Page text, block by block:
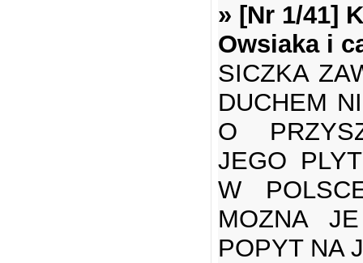
» [Nr 1/41]
Owsiaka i
SICZKA
DUCHEM
O
JEGO
W
MOZNA
POPYT NA